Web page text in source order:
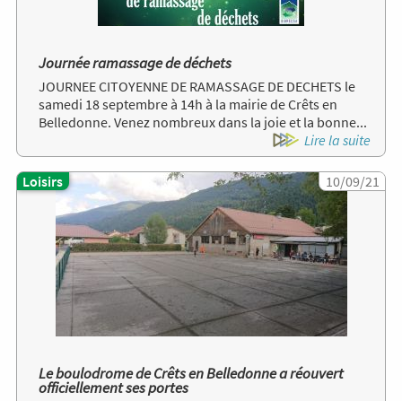
Journée ramassage de déchets
JOURNEE CITOYENNE DE RAMASSAGE DE DECHETS le
samedi 18 septembre à 14h à la mairie de Crêts en
Belledonne. Venez nombreux dans la joie et la bonne...
Lire la suite
Image
Loisirs
Le boulodrome de Crêts en Belledonne a réouvert
officiellement ses portes
10/09/21